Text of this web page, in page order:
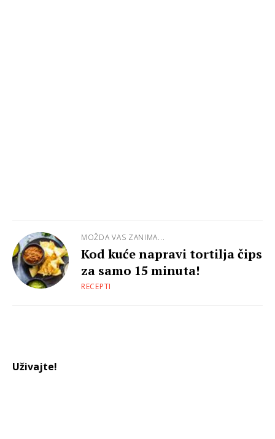
MOŽDA VAS ZANIMA...
Kod kuće napravi tortilja čips
za samo 15 minuta!
RECEPTI
Uživajte!